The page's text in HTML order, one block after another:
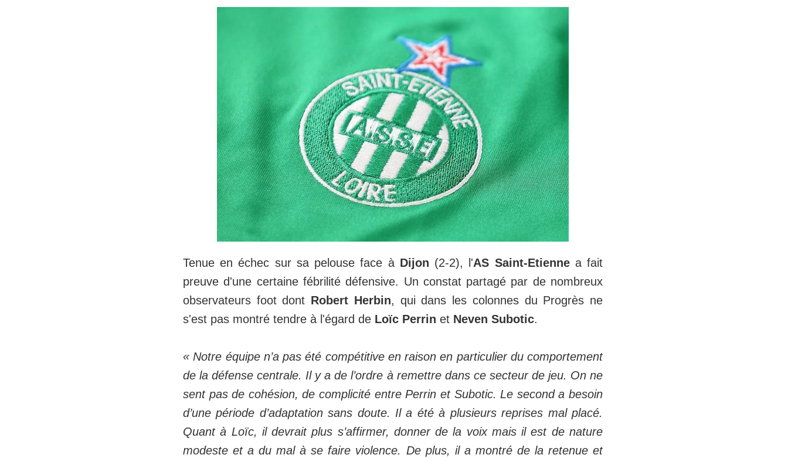
Tenue en échec sur sa pelouse face à Dijon (2-2), l'AS Saint-Etiennea fait
preuve d'une certaine fébrilité défensive. Un constat partagé par de nombreux
observateurs foot dont Robert Herbin, qui dans les colonnes du Progrès ne
s'est pas montré tendre à l'égard de Loïc Perrin et Neven Subotic.
« Notre équipe n’a pas été compétitive en raison en particulier du comportement
de la défense centrale. Il y a de l’ordre à remettre dans ce secteur de jeu. On ne
sent pas de cohésion, de complicité entre Perrin et Subotic. Le second a besoin
d’une période d’adaptation sans doute. Il a été à plusieurs reprises mal placé.
Quant à Loïc, il devrait plus s’affirmer, donner de la voix mais il est de nature
modeste et a du mal à se faire violence. De plus, il a montré de la retenue et